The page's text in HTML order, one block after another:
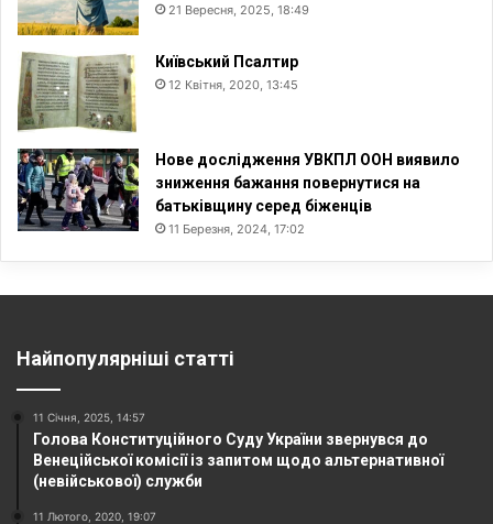
21 Вересня, 2025, 18:49
Київський Псалтир
12 Квітня, 2020, 13:45
Нове дослідження УВКПЛ ООН виявило
зниження бажання повернутися на
батьківщину серед біженців
11 Березня, 2024, 17:02
Найпопулярніші статті
11 Січня, 2025, 14:57
Голова Конституційного Суду України звернувся до
Венеційської комісії із запитом щодо альтернативної
(невійськової) служби
11 Лютого, 2020, 19:07